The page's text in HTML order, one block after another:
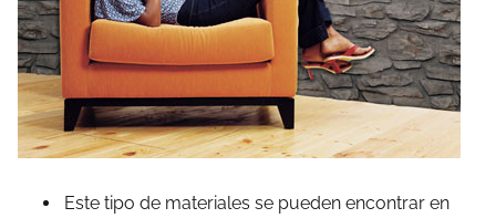
Este tipo de materiales se pueden encontrar en